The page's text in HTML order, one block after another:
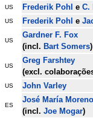
US Frederik Pohl e C.
US Frederik Pohl e
US
Gardner F. Fox
(incl. Bart Somers)
US
Greg Farshtey
(excl.
US John Varley
ES
José María
(incl. Joe Mogar)